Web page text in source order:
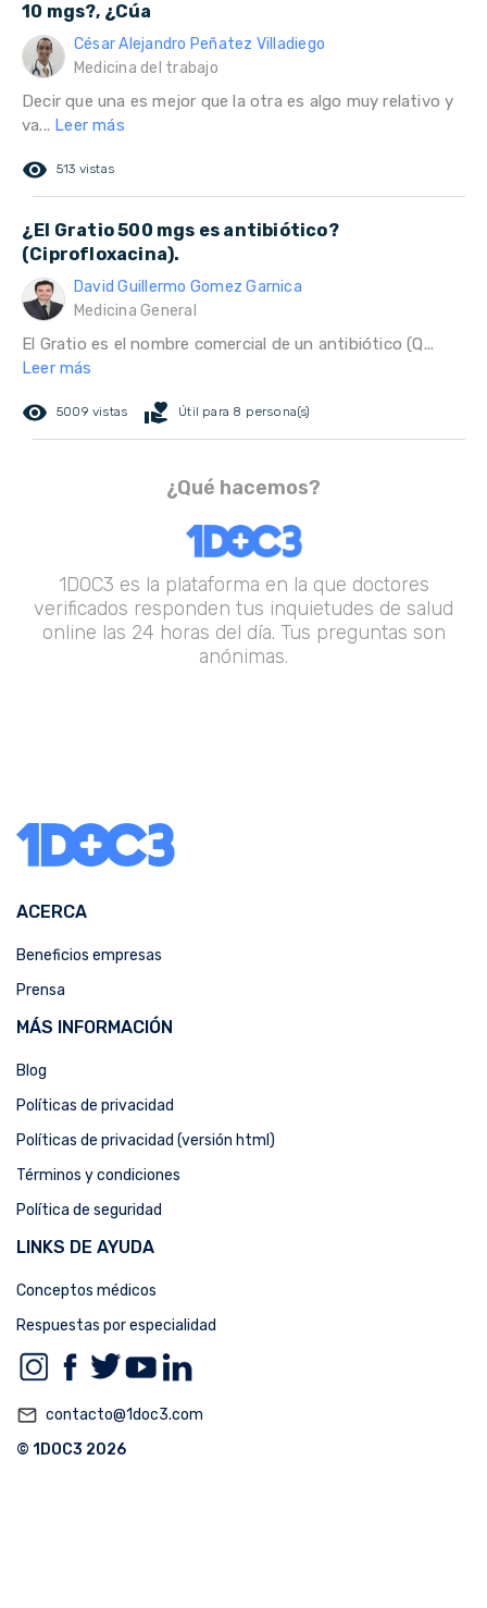
10 mgs?, ¿Cúa
César Alejandro Peñatez Villadiego
Medicina del trabajo
Decir que una es mejor que la otra es algo muy relativo y
va... Leer más
remove_red_eye 513 vistas
¿El Gratio 500 mgs es antibiótico?
(Ciprofloxacina).
David Guillermo Gomez Garnica
Medicina General
El Gratio es el nombre comercial de un antibiótico (Q...
Leer más
remove_red_eye 5009 vistas volunteer_activism Útil para 8 persona(s)
¿Qué hacemos?
1DOC3 es la plataforma en la que doctores
verificados responden tus inquietudes de salud
online las 24 horas del día. Tus preguntas son
anónimas.
ACERCA
Beneficios empresas
Prensa
MÁS INFORMACIÓN
Blog
Políticas de privacidad
Políticas de privacidad (versión html)
Términos y condiciones
Política de seguridad
LINKS DE AYUDA
Conceptos médicos
Respuestas por especialidad
mail_outline contacto@1doc3.com
© 1DOC3 2026